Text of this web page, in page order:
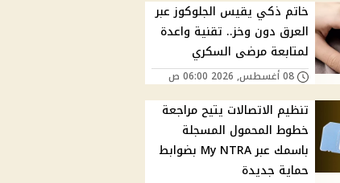
خاتم ذكي يقيس الجلوكوز عبر
العرق دون وخز.. تقنية واعدة
لمتابعة مرضى السكري
08 أغسطس, 2026 06:00 ص
تنظيم الاتصالات يتيح مراجعة
خطوط المحمول المسجلة
باسمك عبر My NTRA بضوابط
حماية جديدة